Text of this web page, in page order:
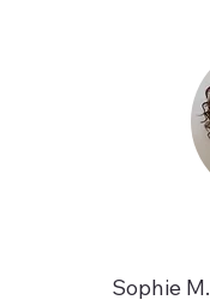
Sophie M.